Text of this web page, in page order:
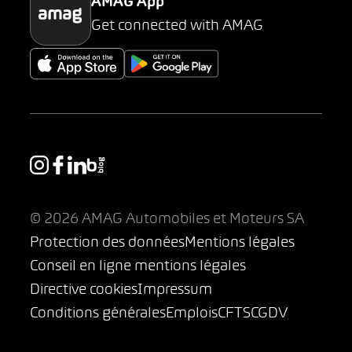
AMAG App
Get connected with AMAG
© 2026 AMAG Automobiles et Moteurs SA
Protection des donnéesMentions légales
Conseil en ligne mentions légales
Directive cookiesImpressum
Conditions généralesEmploisCFTSCGDV